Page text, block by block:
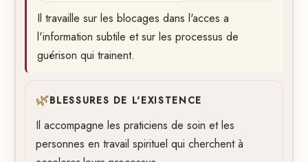
Il travaille sur les blocages dans l'acces a
l'information subtile et sur les processus de
guérison qui trainent.
🌿BLESSURES DE L'EXISTENCE
Il accompagne les praticiens de soin et les
personnes en travail spirituel qui cherchent à